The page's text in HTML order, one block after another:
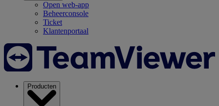
Open web-app
Beheerconsole
Ticket
Klantenportaal
Producten